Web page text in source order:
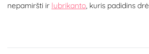
nepamiršti ir lubrikanto, kuris padidins